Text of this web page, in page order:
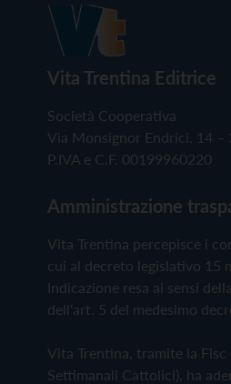
Vita Trentina Editrice
Società Cooperativa
Via Monsignor Endrici, 14 –
P.IVA e C.F. 00199960220
Amministrazione
Vita Trentina percepisce i
cui al decreto legislativo 15
Indicazione resa ai sensi
dell'art. 5 del medesimo
Vita Trentina, tramite la Fisc
Settimanali Cattolici), ha